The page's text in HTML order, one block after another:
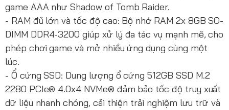
game AAA như Shadow of Tomb Raider.
- RAM đủ lớn và tốc độ cao: Bộ nhớ RAM 2x 8GB SO-
DIMM DDR4-3200 giúp xử lý đa tác vụ mạnh mẽ, cho
phép chơi game và mở nhiều ứng dụng cùng một
lúc.
- Ổ cứng SSD: Dung lượng ổ cứng 512GB SSD M.2
2280 PCIe® 4.0x4 NVMe® đảm bảo tốc độ truy xuất
dữ liệu nhanh chóng, cải thiện trải nghiệm lưu trữ và